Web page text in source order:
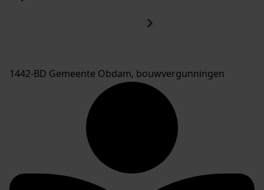
1442-BD Gemeente Obdam, bouwvergunningen